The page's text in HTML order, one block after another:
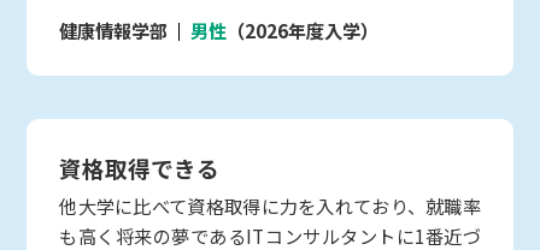
健康情報学部
男性 （2026年度入学）
資格取得できる
他大学に比べて資格取得に力を入れており、就職率
も高く将来の夢であるITコンサルタントに1番近づ